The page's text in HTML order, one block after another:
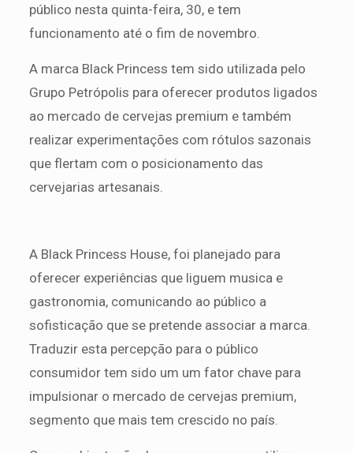
público nesta quinta-feira, 30, e tem
funcionamento até o fim de novembro.
A marca Black Princess tem sido utilizada pelo
Grupo Petrópolis para oferecer produtos ligados
ao mercado de cervejas premium e também
realizar experimentações com rótulos sazonais
que flertam com o posicionamento das
cervejarias artesanais.
A Black Princess House, foi planejado para
oferecer experiências que liguem musica e
gastronomia, comunicando ao público a
sofisticação que se pretende associar a marca.
Traduzir esta percepção para o público
consumidor tem sido um um fator chave para
impulsionar o mercado de cervejas premium,
segmento que mais tem crescido no país.